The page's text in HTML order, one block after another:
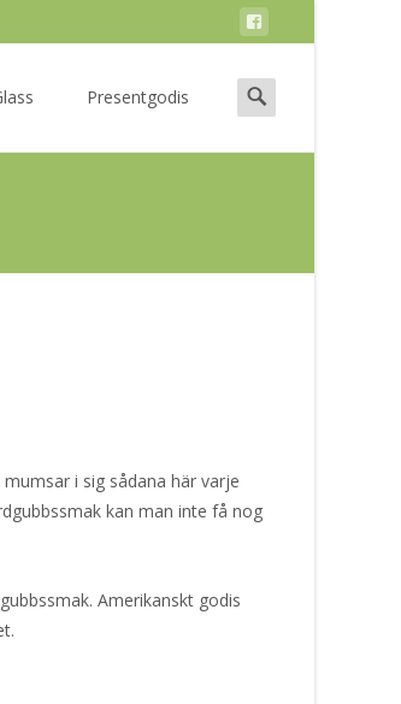
Presentgodis
Search
for:
i sig sådana här varje
kan man inte få nog
Amerikanskt godis